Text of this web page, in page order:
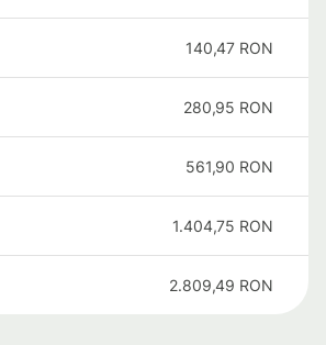
140,47 RON
280,95 RON
561,90 RON
1.404,75 RON
2.809,49 RON